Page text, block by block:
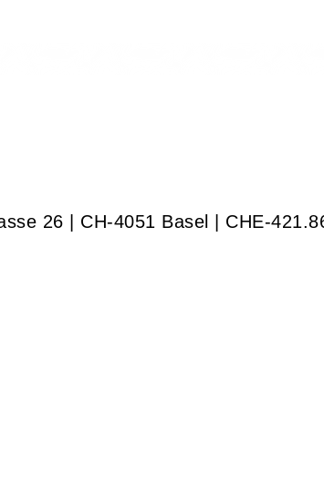
26 | CH-4051 Basel | CHE-